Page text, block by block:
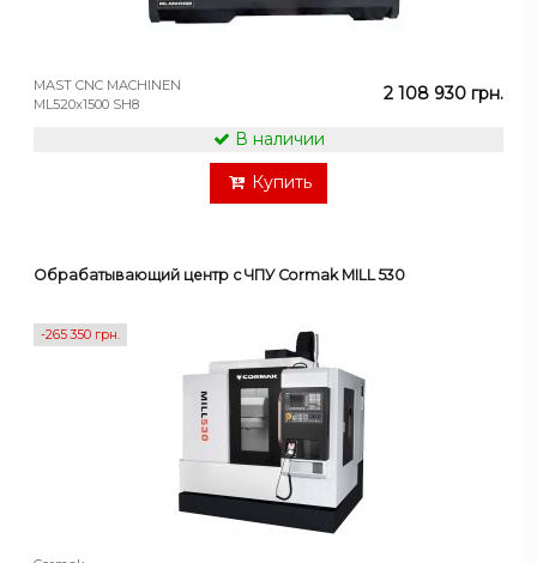
MAST CNC MACHINEN
ML520x1500 SH8
2 108 930 грн.
В наличии
Купить
Обрабатывающий центр с ЧПУ Cormak MILL 530
-265 350 грн.